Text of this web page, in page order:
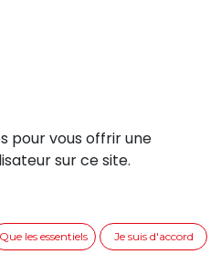
pour vous offrir une
sur ce site.
Que les essentiels Je suis d'accord